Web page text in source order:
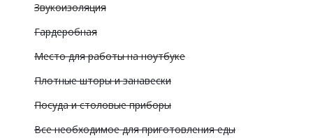
Звукоизоляция
Гардеробная
Место для работы на ноутбуке
Плотные шторы и занавески
Посуда и столовые приборы
Все необходимое для приготовления еды